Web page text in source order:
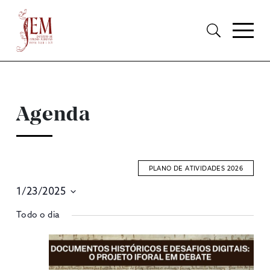
Agenda
PLANO DE ATIVIDADES 2026
1/23/2025
data
Todo o dia